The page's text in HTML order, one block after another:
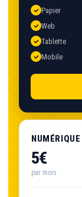
Papier
Web
Tablette
Mobile
NUMÉRIQUE
5€
par mois